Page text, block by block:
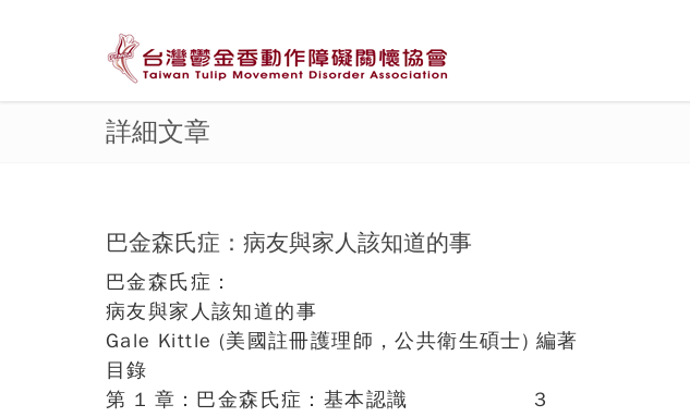
詳細文章
巴金森氏症：病友與家人該知道的事
巴金森氏症：
病友與家人該知道的事
Gale Kittle (美國註冊護理師，公共衛生碩士) 編著
目錄
第 1 章：巴金森氏症：基本認識 3